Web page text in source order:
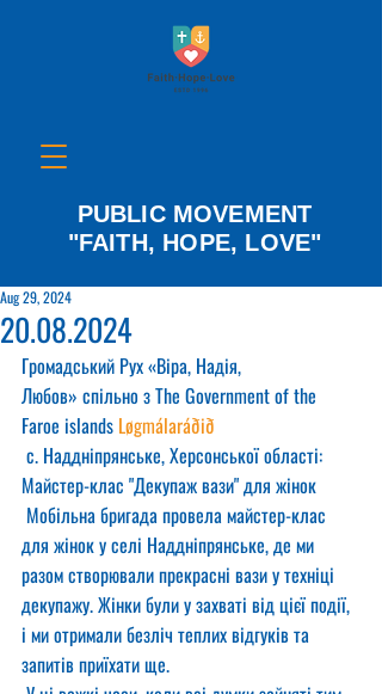
PUBLIC MOVEMENT
"FAITH, HOPE, LOVE"
20.08.2024
Aug 29, 2024
Громадський Рух «Віра, Надія,
Любов» спільно з The Government of the
Faroe islands Løgmálaráðið
с. Наддніпрянське, Херсонської області:
Майстер-клас "Декупаж вази" для жінок
Мобільна бригада провела майстер-клас
для жінок у селі Наддніпрянське, де ми
разом створювали прекрасні вази у техніці
декупажу. Жінки були у захваті від цієї події,
і ми отримали безліч теплих відгуків та
запитів приїхати ще.